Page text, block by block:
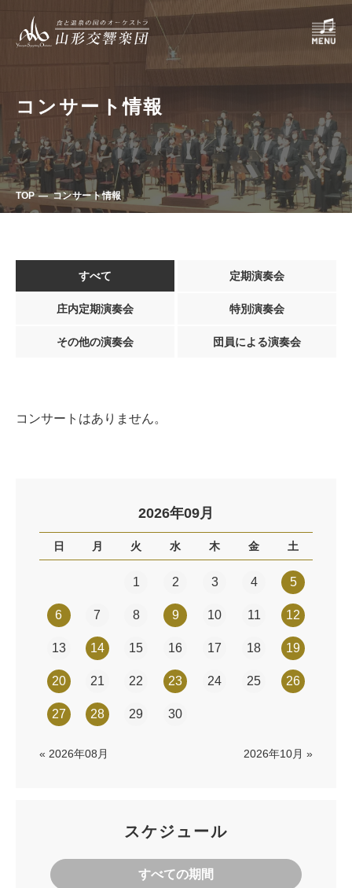
コンサート情報
TOP コンサート情報
すべて 定期演奏会
庄内定期演奏会 特別演奏会
その他の演奏会 団員による演奏会
コンサートはありません。
2026年09月
日 月 火 水 木 金 土
1 2 3 4 5
6 7 8 9 10 11 12
13 14 15 16 17 18 19
20 21 22 23 24 25 26
27 28 29 30
« 2026年08月 2026年10月 »
スケジュール
すべての期間